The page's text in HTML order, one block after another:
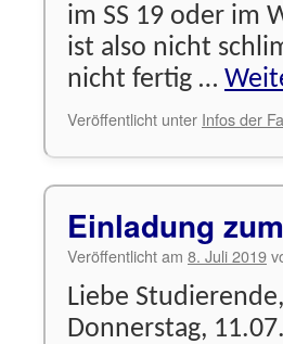
im SS 19 oder im
ist also nicht
nicht fertig …
Veröffentlicht unter Infos der
Einladung
Veröffentlicht am 8. Juli 2019
Liebe
Donnerstag,